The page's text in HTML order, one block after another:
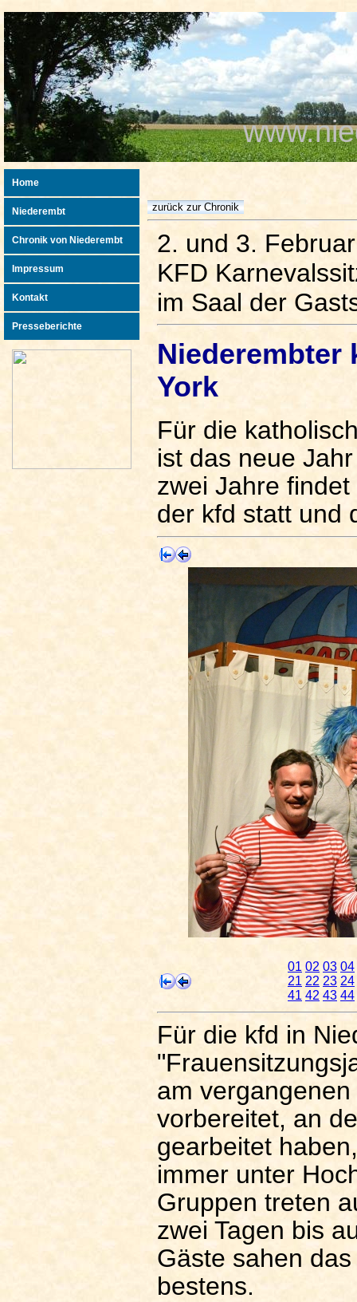
2. und 3.
KFD
im Saal der
Niederembter
York
Für die
ist das neue
zwei Jahre
der kfd statt und
01 02 03 04
21 22 23 24
41 42 43 44
Für die kfd in
am
vorbereitet, an
gearbeitet
immer unter
Gruppen treten
zwei Tagen bis
Gäste sahen
bestens.
Home
Niederembt
Chronik von Niederembt
Impressum
Kontakt
Presseberichte